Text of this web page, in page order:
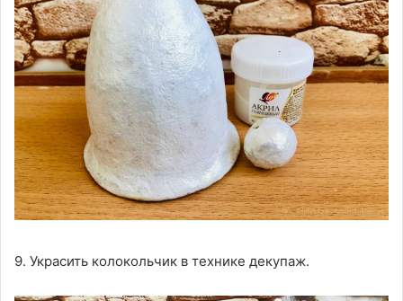
9. Украсить колокольчик в технике декупаж.